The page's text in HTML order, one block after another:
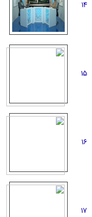
14
15
16
17